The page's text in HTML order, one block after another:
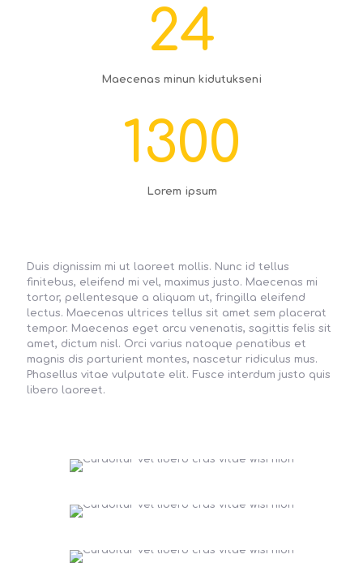
24
Maecenas minun kidutukseni
1300
Lorem ipsum
Duis dignissim mi ut laoreet mollis. Nunc id tellus
finitebus, eleifend mi vel, maximus justo. Maecenas mi
tortor, pellentesque a aliquam ut, fringilla eleifend
lectus. Maecenas ultrices tellus sit amet sem placerat
tempor. Maecenas eget arcu venenatis, sagittis felis sit
amet, dictum nisl. Orci varius natoque penatibus et
magnis dis parturient montes, nascetur ridiculus mus.
Phasellus vitae vulputate elit. Fusce interdum justo quis
libero laoreet.